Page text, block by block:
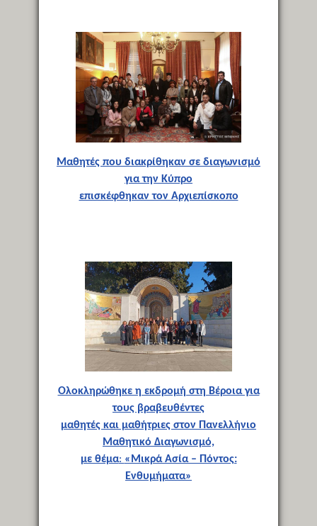
Μαθητές που διακρίθηκαν σε διαγωνισμό
για την Κύπρο
επισκέφθηκαν τον Αρχιεπίσκοπο
Ολοκληρώθηκε η εκδρομή στη Βέροια για
τους βραβευθέντες
μαθητές και μαθήτριες στον Πανελλήνιο
Μαθητικό Διαγωνισμό,
με θέμα: «Μικρά Ασία – Πόντος:
Ενθυμήματα»